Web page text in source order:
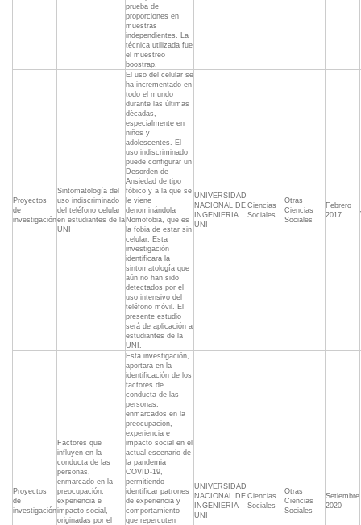
prueba de
proporciones en
muestras
independientes. La
técnica utilizada fue
el muestreo
boostrap.
Proyectos
de
investigación
Sintomatología del
uso indiscriminado
del teléfono celular
en estudiantes de la
UNI
El uso del celular se
ha incrementado en
todo el mundo
durante las últimas
décadas,
especialmente en
niños y
adolescentes. El
uso indiscriminado
puede configurar un
Desorden de
Ansiedad de tipo
fóbico y a la que se
le viene
denominándola
Nomofobia, que es
la fobia de estar sin
celular. Esta
investigación
identificara la
sintomatología que
aún no han sido
detectados por el
uso intensivo del
teléfono móvil. El
presente estudio
será de aplicación a
estudiantes de la
UNI.
UNIVERSIDAD
NACIONAL DE
INGENIERIA
UNI
Ciencias
Sociales
Otras
Ciencias
Sociales
Febrero
2017
Proyectos
de
investigación
Factores que
influyen en la
conducta de las
personas,
enmarcado en la
preocupación,
experiencia e
impacto social,
originadas por el
Esta investigación,
aportará en la
identificación de los
factores de
conducta de las
personas,
enmarcados en la
preocupación,
experiencia e
impacto social en el
actual escenario de
la pandemia
COVID-19,
permitiendo
identificar patrones
de experiencia y
comportamiento
que repercuten
UNIVERSIDAD
NACIONAL DE
INGENIERIA
UNI
Ciencias
Sociales
Otras
Ciencias
Sociales
Setiembre
2020